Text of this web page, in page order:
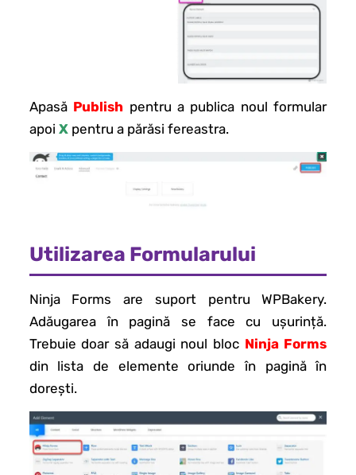
Apasă Publish pentru a publica noul formular
apoi Xpentru a părăsi fereastra.
Utilizarea Formularului
Ninja Forms are suport pentru WPBakery.
Adăugarea în pagină se face cu ușurință.
Trebuie doar să adaugi noul bloc Ninja Forms
din lista de elemente oriunde în pagină în
dorești.